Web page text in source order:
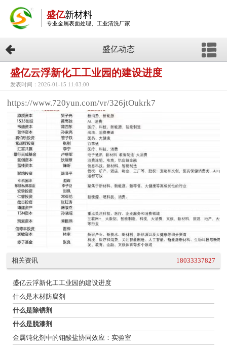
盛亿新材料
专业金属表面处理、工业清洗厂家
盛亿动态
盛亿云浮新化工工业园的建设进度
发表时间：2026-01-15 11:03:00
https://www.720yun.com/vr/326jtOukrk7
相关资讯 18033337827
盛亿云浮新化工工业园的建设进度
什么是木材防腐剂
什么是除锈剂
什么是脱漆剂
金属钝化剂中的钼酸盐协同效应：实验室